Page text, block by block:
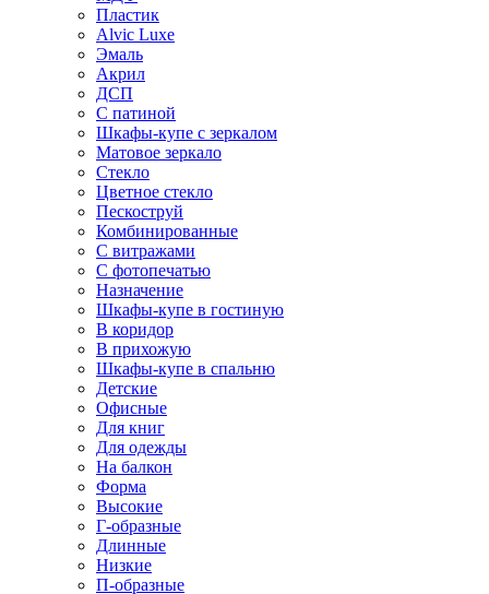
Пластик
Alvic Luxe
Эмаль
Акрил
ДСП
С патиной
Шкафы-купе с зеркалом
Матовое зеркало
Стекло
Цветное стекло
Пескоструй
Комбинированные
С витражами
С фотопечатью
Назначение
Шкафы-купе в гостиную
В коридор
В прихожую
Шкафы-купе в спальню
Детские
Офисные
Для книг
Для одежды
На балкон
Форма
Высокие
Г-образные
Длинные
Низкие
П-образные